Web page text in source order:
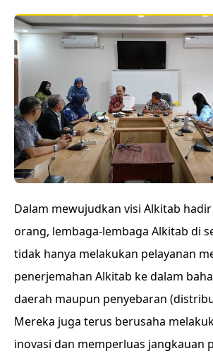
Dalam mewujudkan visi Alkitab
orang, lembaga-lembaga Alkitab di
tidak hanya melakukan pelayanan
penerjemahan Alkitab ke dalam
daerah maupun penyebaran
Mereka juga terus berusaha
inovasi dan memperluas jangkauan